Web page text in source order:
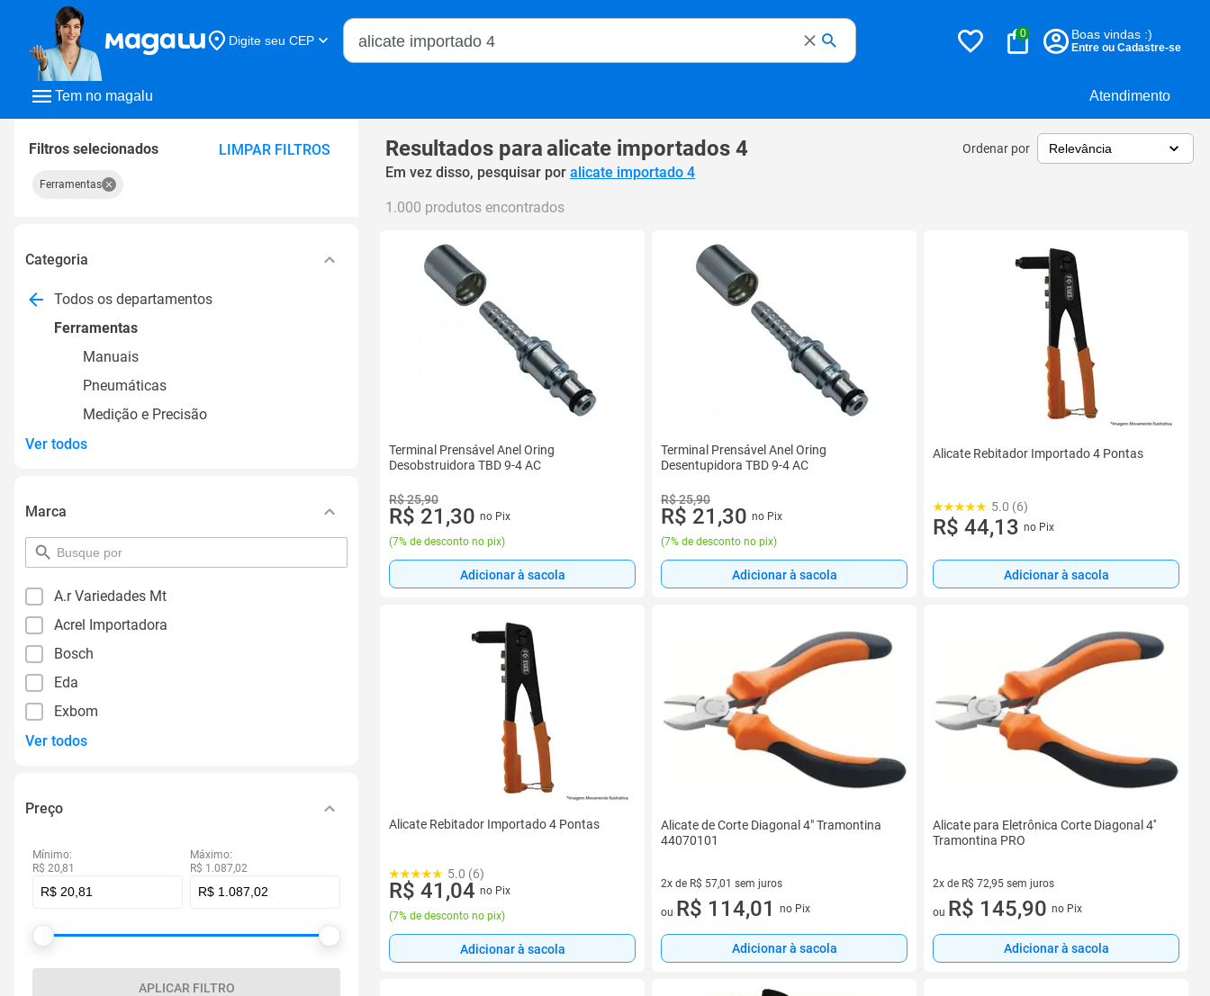
Tem no magalu Atendimento
Digite seu CEP
Buscar no Magalu
0 Boas vindas :)
Entre ou Cadastre-se
Filtros selecionados LIMPAR FILTROS
Ferramentas
Categoria
Todos os departamentos
Ferramentas
Manuais
Pneumáticas
Medição e Precisão
Ver todos
Marca
pesquisar
por
A.r Variedades Mt
Acrel Importadora
Bosch
Eda
Exbom
Ver todos
Preço
Mínimo:
R$ 20,81
Máximo:
R$ 1.087,02
APLICAR FILTRO
Resultados paraalicate importados 4 Ordenar por
Em vez disso, pesquisar por alicate importado 4
1.000 produtos encontrados
Terminal Prensável Anel Oring
Desobstruidora TBD 9-4 AC
R$ 25,90
R$ 21,30 no Pix
(7% de desconto no pix)
Adicionar à sacola
Terminal Prensável Anel Oring
Desentupidora TBD 9-4 AC
R$ 25,90
R$ 21,30 no Pix
(7% de desconto no pix)
Adicionar à sacola
Alicate Rebitador Importado 4 Pontas
5.0 (6)
R$ 44,13 no Pix
Adicionar à sacola
Alicate Rebitador Importado 4 Pontas
5.0 (6)
R$ 41,04 no Pix
(7% de desconto no pix)
Adicionar à sacola
Alicate de Corte Diagonal 4" Tramontina
44070101
2x de R$ 57,01 sem juros
2 vez de R$ 57,01 sem juros
ou R$ 114,01 no Pix
Adicionar à sacola
Alicate para Eletrônica Corte Diagonal 4''
Tramontina PRO
2x de R$ 72,95 sem juros
2 vez de R$ 72,95 sem juros
ou R$ 145,90 no Pix
Adicionar à sacola